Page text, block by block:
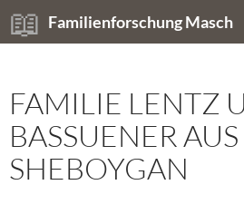
Zum
Inhalt
Familienforschung Masch
Suchen
FAMILIE LENTZ
BASSUENER AUS
SHEBOYGAN